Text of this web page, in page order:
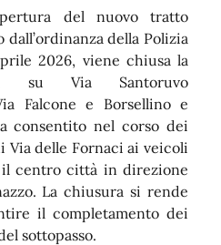
del nuovo tratto
della Polizia
2026, viene chiusa la
su Via Santoruvo
Falcone e Borsellino e
consentito nel corso dei
Via delle Fornaci ai veicoli
centro città in direzione
La chiusura si rende
il completamento dei
sottopasso.